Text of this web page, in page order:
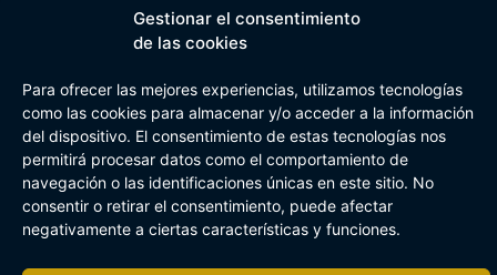
Gestionar el consentimiento
de las cookies
Para ofrecer las mejores experiencias, utilizamos tecnologías
como las cookies para almacenar y/o acceder a la información
del dispositivo. El consentimiento de estas tecnologías nos
permitirá procesar datos como el comportamiento de
navegación o las identificaciones únicas en este sitio. No
consentir o retirar el consentimiento, puede afectar
negativamente a ciertas características y funciones.
EMOOTI COLEGIOS
SENARA SENIOR
FUNDACIÓN SENARA
Aviso Legal Política de cookies
Canal de Información Interna
Buzón Plan Regional